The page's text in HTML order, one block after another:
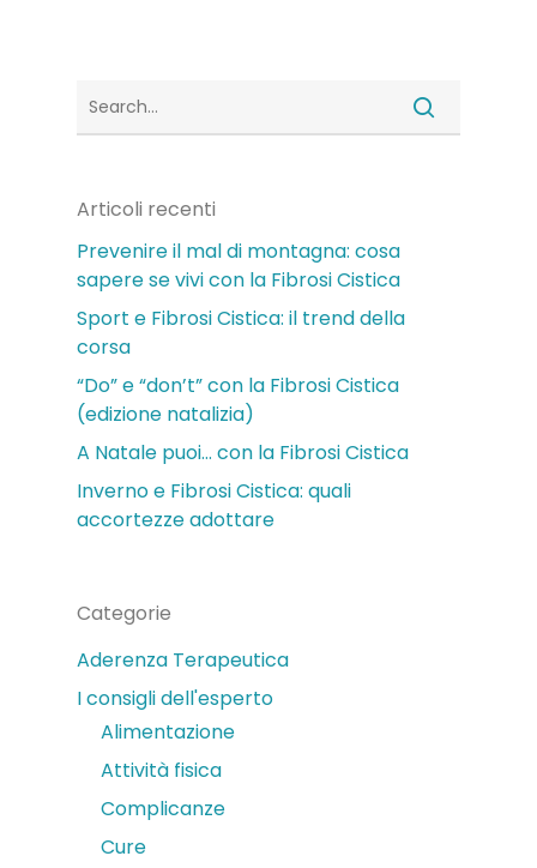
Articoli recenti
Prevenire il mal di montagna: cosa
sapere se vivi con la Fibrosi Cistica
Sport e Fibrosi Cistica: il trend della
corsa
“Do” e “don’t” con la Fibrosi Cistica
(edizione natalizia)
A Natale puoi… con la Fibrosi Cistica
Inverno e Fibrosi Cistica: quali
accortezze adottare
Categorie
Aderenza Terapeutica
I consigli dell'esperto
Alimentazione
Attività fisica
Complicanze
Cure